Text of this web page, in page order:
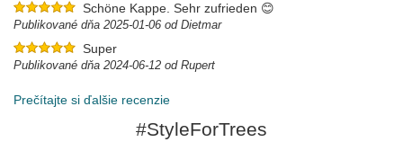
Schöne Kappe. Sehr zufrieden 😊
Publikované dňa 2025-01-06 od Dietmar
Super
Publikované dňa 2024-06-12 od Rupert
Prečítajte si ďalšie recenzie
#StyleForTrees